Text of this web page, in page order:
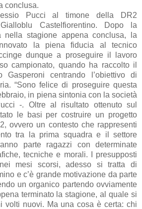
conclusa.
Pucci al timone della DR2
Castelfiorentino. Dopo la
nella stagione appena conclusa, la
la piena fiducia al tecnico
dunque a proseguire il lavoro
campionato, quando ha raccolto il
Gasperoni centrando l’obiettivo di
“Sono felice di proseguire questa
in piena sintonia con la società
-. Oltre al risultato ottenuto sul
le basi per costruire un progetto
ovvero un contesto che rappresenti
tra la prima squadra e il settore
parte ragazzi con determinate
tecniche e morali. I presupposti
mesi scorsi, adesso si tratta di
e c’è grande motivazione da parte
un organico partendo ovviamente
terminato la stagione, al quale si
volti nuovi. Ma una cosa è certa: chi